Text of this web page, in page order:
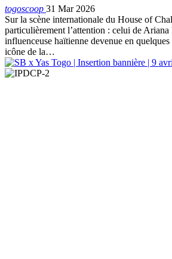
togoscoop 31 Mar 2026
Sur la scène internationale du House of
particulièrement l’attention : celui de
influenceuse haïtienne devenue en
icône de la…